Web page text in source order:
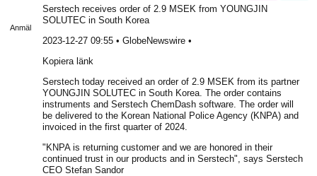
Anmäl
Serstech receives order of 2.9 MSEK from YOUNGJIN
SOLUTEC in South Korea
2023-12-27 09:55 • GlobeNewswire •
Kopiera länk
Serstech today received an order of 2.9 MSEK from its partner
YOUNGJIN SOLUTEC in South Korea. The order contains
instruments and Serstech ChemDash software. The order will
be delivered to the Korean National Police Agency (KNPA) and
invoiced in the first quarter of 2024.
"KNPA is returning customer and we are honored in their
continued trust in our products and in Serstech", says Serstech
CEO Stefan Sandor